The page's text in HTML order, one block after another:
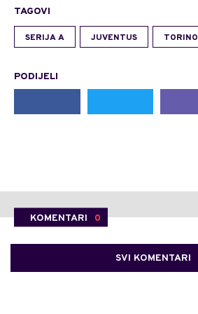
TAGOVI
SERIJA A JUVENTUS TORINO
PODIJELI
KOMENTARI 0
SVI KOMENTARI